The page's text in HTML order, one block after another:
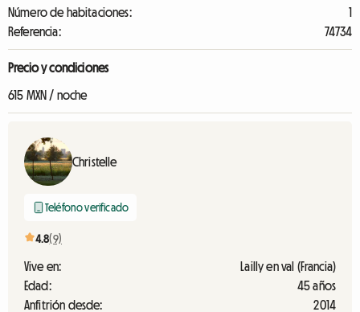
Número de habitaciones:
1
Referencia:
74734
Precio y condiciones
615 MXN / noche
Christelle
Teléfono verificado
4.8(9)
Vive en:
Lailly en val (Francia)
Edad:
45 años
Anfitrión desde:
2014